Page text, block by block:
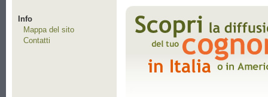
Info
Mappa del sito
Contatti